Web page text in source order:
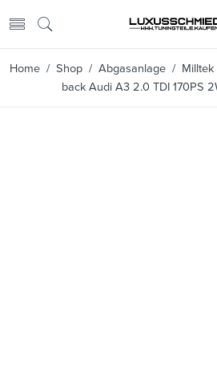
Home/ Shop/ Abgasanlage/ Milltek
back Audi A3 2.0 TDI 170PS